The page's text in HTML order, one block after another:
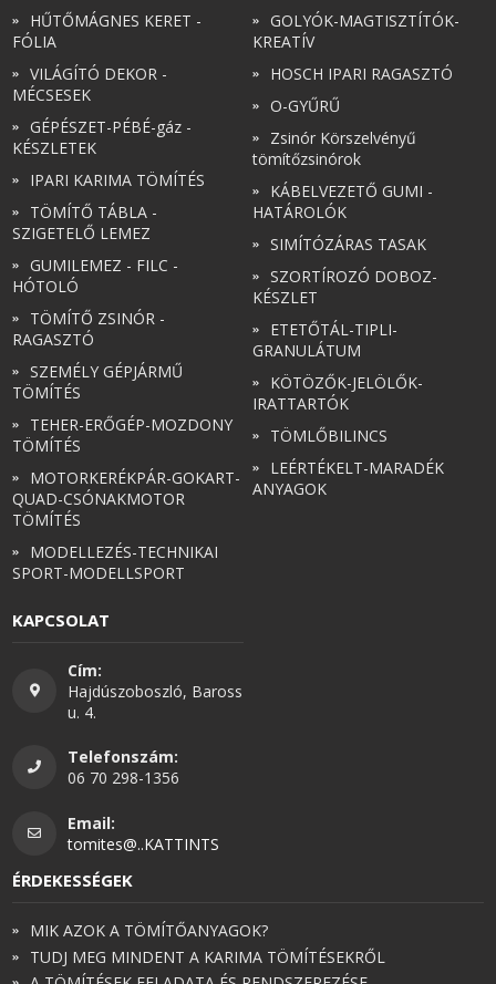
HŰTŐMÁGNES KERET -
FÓLIA
VILÁGÍTÓ DEKOR -
MÉCSESEK
GÉPÉSZET-PÉBÉ-gáz -
KÉSZLETEK
IPARI KARIMA TÖMÍTÉS
TÖMÍTŐ TÁBLA -
SZIGETELŐ LEMEZ
GUMILEMEZ - FILC -
HÓTOLÓ
TÖMÍTŐ ZSINÓR -
RAGASZTÓ
SZEMÉLY GÉPJÁRMŰ
TÖMÍTÉS
TEHER-ERŐGÉP-MOZDONY
TÖMÍTÉS
MOTORKERÉKPÁR-GOKART-
QUAD-CSÓNAKMOTOR
TÖMÍTÉS
MODELLEZÉS-TECHNIKAI
SPORT-MODELLSPORT
GOLYÓK-MAGTISZTÍTÓK-
KREATÍV
HOSCH IPARI RAGASZTÓ
O-GYŰRŰ
Zsinór Körszelvényű
tömítőzsinórok
KÁBELVEZETŐ GUMI -
HATÁROLÓK
SIMÍTÓZÁRAS TASAK
SZORTÍROZÓ DOBOZ-
KÉSZLET
ETETŐTÁL-TIPLI-
GRANULÁTUM
KÖTÖZŐK-JELÖLŐK-
IRATTARTÓK
TÖMLŐBILINCS
LEÉRTÉKELT-MARADÉK
ANYAGOK
KAPCSOLAT
Cím:
Hajdúszoboszló, Baross
u. 4.
Telefonszám:
06 70 298-1356
Email:
tomites@..KATTINTS
ÉRDEKESSÉGEK
MIK AZOK A TÖMÍTŐANYAGOK?
TUDJ MEG MINDENT A KARIMA TÖMÍTÉSEKRŐL